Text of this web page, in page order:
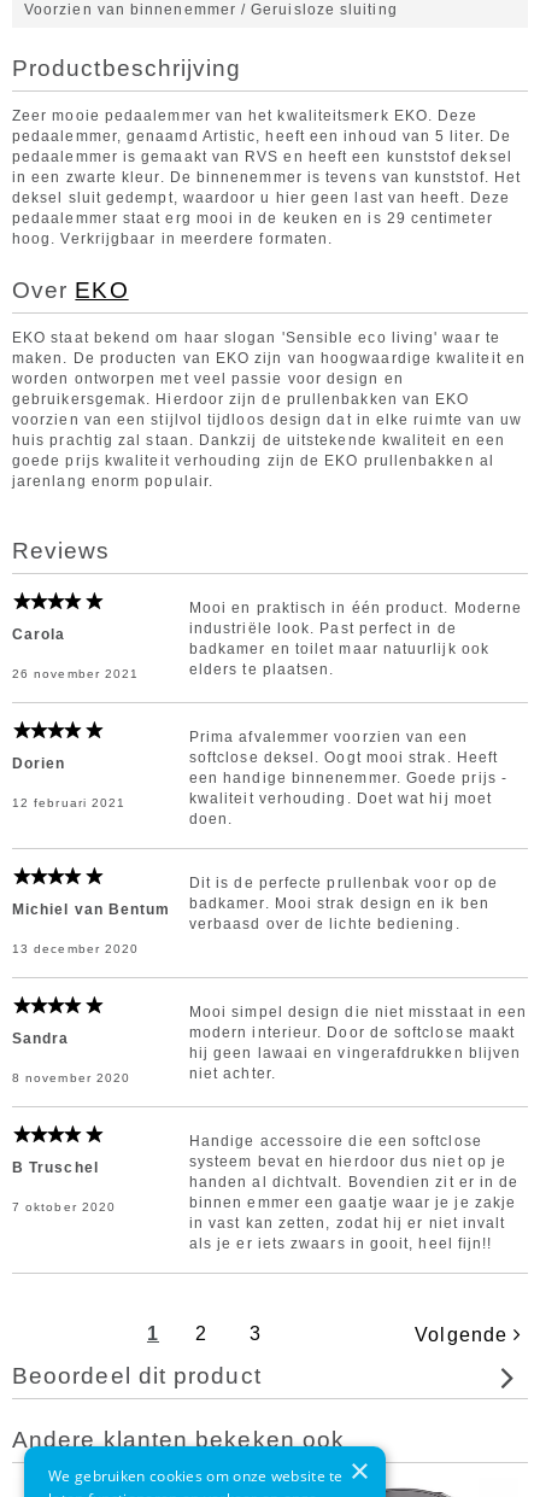
Voorzien van binnenemmer / Geruisloze sluiting
Productbeschrijving
Zeer mooie pedaalemmer van het kwaliteitsmerk EKO. Deze
pedaalemmer, genaamd Artistic, heeft een inhoud van 5 liter. De
pedaalemmer is gemaakt van RVS en heeft een kunststof deksel
in een zwarte kleur. De binnenemmer is tevens van kunststof. Het
deksel sluit gedempt, waardoor u hier geen last van heeft. Deze
pedaalemmer staat erg mooi in de keuken en is 29 centimeter
hoog. Verkrijgbaar in meerdere formaten.
Over EKO
EKO staat bekend om haar slogan 'Sensible eco living' waar te
maken. De producten van EKO zijn van hoogwaardige kwaliteit en
worden ontworpen met veel passie voor design en
gebruikersgemak. Hierdoor zijn de prullenbakken van EKO
voorzien van een stijlvol tijdloos design dat in elke ruimte van uw
huis prachtig zal staan. Dankzij de uitstekende kwaliteit en een
goede prijs kwaliteit verhouding zijn de EKO prullenbakken al
jarenlang enorm populair.
Reviews
Carola
26 november 2021
Mooi en praktisch in één product. Moderne
industriële look. Past perfect in de
badkamer en toilet maar natuurlijk ook
elders te plaatsen.
Dorien
12 februari 2021
Prima afvalemmer voorzien van een
softclose deksel. Oogt mooi strak. Heeft
een handige binnenemmer. Goede prijs -
kwaliteit verhouding. Doet wat hij moet
doen.
Michiel van Bentum
13 december 2020
Dit is de perfecte prullenbak voor op de
badkamer. Mooi strak design en ik ben
verbaasd over de lichte bediening.
Sandra
8 november 2020
Mooi simpel design die niet misstaat in een
modern interieur. Door de softclose maakt
hij geen lawaai en vingerafdrukken blijven
niet achter.
B Truschel
7 oktober 2020
Handige accessoire die een softclose
systeem bevat en hierdoor dus niet op je
handen al dichtvalt. Bovendien zit er in de
binnen emmer een gaatje waar je je zakje
in vast kan zetten, zodat hij er niet invalt
als je er iets zwaars in gooit, heel fijn!!
1 2 3 Volgende
Beoordeel dit product
Andere klanten bekeken ook
×
We gebruiken cookies om onze website te